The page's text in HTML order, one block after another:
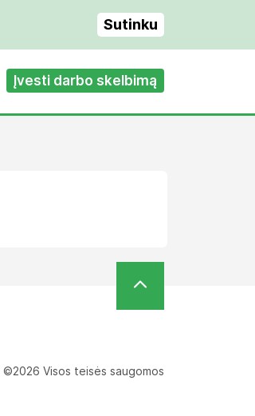
Sutinku
Įvesti darbo skelbimą
©2026 Visos teisės saugomos